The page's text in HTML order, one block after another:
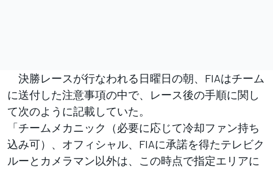
決勝レースが行なわれる日曜日の朝、FIAはチーム
に送付した注意事項の中で、レース後の手順に関し
て次のように記載していた。
「チームメカニック（必要に応じて冷却ファン持ち
込み可）、オフィシャル、FIAに承諾を得たテレビク
ルーとカメラマン以外は、この時点で指定エリアに